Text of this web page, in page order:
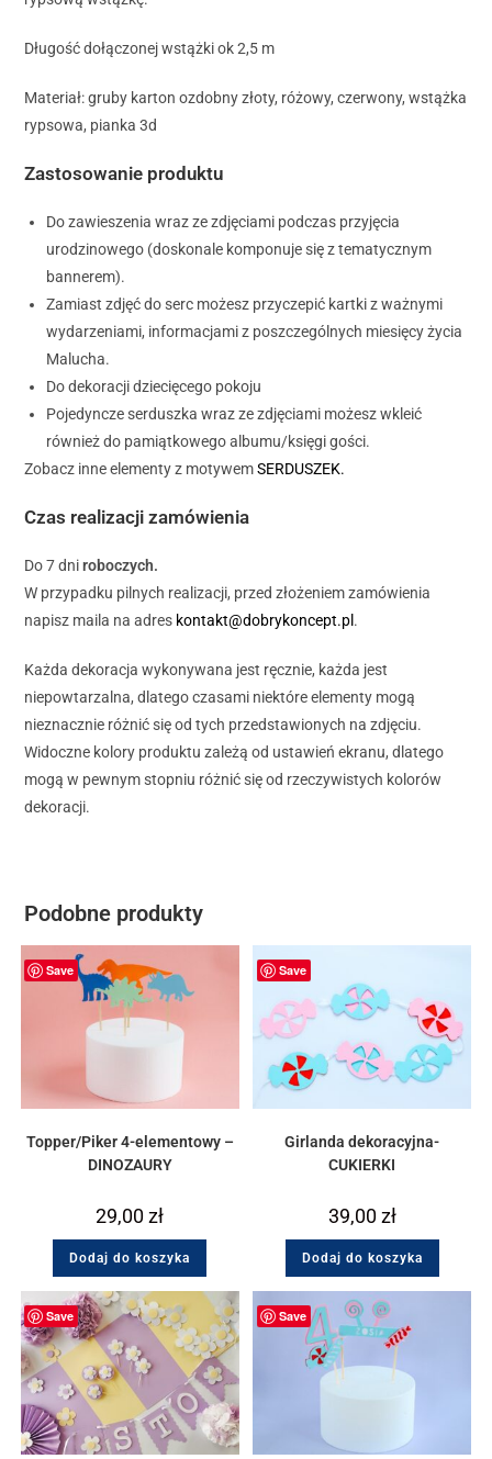
Długość dołączonej wstążki ok 2,5 m
Materiał: gruby karton ozdobny złoty, różowy, czerwony, wstążka
rypsowa, pianka 3d
Zastosowanie produktu
Do zawieszenia wraz ze zdjęciami podczas przyjęcia
urodzinowego (doskonale komponuje się z tematycznym
bannerem).
Zamiast zdjęć do serc możesz przyczepić kartki z ważnymi
wydarzeniami, informacjami z poszczególnych miesięcy życia
Malucha.
Do dekoracji dziecięcego pokoju
Pojedyncze serduszka wraz ze zdjęciami możesz wkleić
również do pamiątkowego albumu/księgi gości.
Zobacz inne elementy z motywemSERDUSZEK.
Czas realizacji zamówienia
Do 7 dniroboczych.
W przypadku pilnych realizacji, przed złożeniem zamówienia
napisz maila na adres kontakt@dobrykoncept.pl .
Każda dekoracja wykonywana jest ręcznie, każda jest
niepowtarzalna, dlatego czasami niektóre elementy mogą
nieznacznie różnić się od tych przedstawionych na zdjęciu.
Widoczne kolory produktu zależą od ustawień ekranu, dlatego
mogą w pewnym stopniu różnić się od rzeczywistych kolorów
dekoracji.
Podobne produkty
Save
Topper/Piker 4-elementowy –
DINOZAURY
29,00zł
Dodaj do koszyka
Save
Girlanda dekoracyjna-
CUKIERKI
39,00zł
Dodaj do koszyka
Save Save